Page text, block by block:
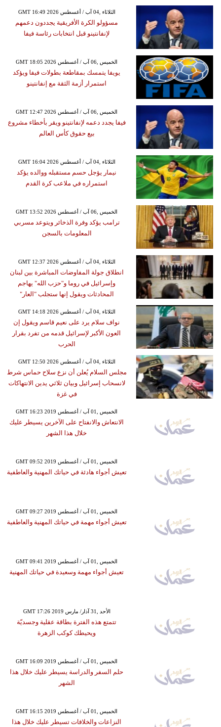
GMT 16:49 2026 الثلاثاء ,04 آب / أغسطس
مسؤولو الكرة الأفريقية يجددون دعمهم
لإنفانتينو قبل انتخابات رئاسة فيفا
GMT 18:05 2026 الخميس ,06 آب / أغسطس
يويفا يتمسك بمقاطعة بطولات فيفا ويؤكد
استمرار أزمة الثقة مع إنفانتينو
GMT 12:47 2026 الخميس ,06 آب / أغسطس
فيفا يجدد دعمه لإنفانتينو ويقر بأخطاء مشروع
بيع حقوق كأس العالم
GMT 16:04 2026 الثلاثاء ,04 آب / أغسطس
نيمار يؤجل حسم مستقبله ووالده يؤكد
استمراره في ملاعب كرة القدم
GMT 13:52 2026 الخميس ,06 آب / أغسطس
ترامب يؤكد وفرة الذخائر ويتوعد مسربي
المعلومات بالسجن
GMT 12:37 2026 الثلاثاء ,04 آب / أغسطس
انطلاق جولة المفاوضات المباشرة بين لبنان
وإسرائيل في روما و"حزب الله" يهاجم
المحادثات ويقول إنها ستجلب "العار"
GMT 14:18 2026 الثلاثاء ,04 آب / أغسطس
نواف سلام يرد على نعيم قاسم ويقول إن
العون الأكبر لإسرائيل قدمه من تفرد بقرار
الحرب
GMT 12:50 2026 الثلاثاء ,04 آب / أغسطس
مجلس السلام يُعلن أن نزع سلاح حماس شرط
لانسحاب إسرائيل وبيان ثلاثي يدين الانتهاكات
في غزة
GMT 16:23 2019 الخميس ,01 آب / أغسطس
الانتعاش والانفتاح على الآخرين يسيطر عليك
خلال هذا الشهر
GMT 09:52 2019 الخميس ,01 آب / أغسطس
تعيش أجواء هادئة في حياتك المهنية والعاطفية
GMT 09:27 2019 الخميس ,01 آب / أغسطس
تعيش أجواء مهمة في حياتك المهنية والعاطفية
GMT 09:41 2019 الخميس ,01 آب / أغسطس
تعيش أجواء مهمة وسعيدة في حياتك المهنية
GMT 17:26 2019 الأحد ,31 آذار/ مارس
تتمتع هذه الفترة بطاقة عقلية وجسديّة
ويحيطك كوكب الزهرة
GMT 16:09 2019 الخميس ,01 آب / أغسطس
حلم السفر والدراسة يسيطر عليك خلال هذا
الشهر
GMT 16:15 2019 الخميس ,01 آب / أغسطس
النزاعات والخلافات تسيطر عليك خلال هذا